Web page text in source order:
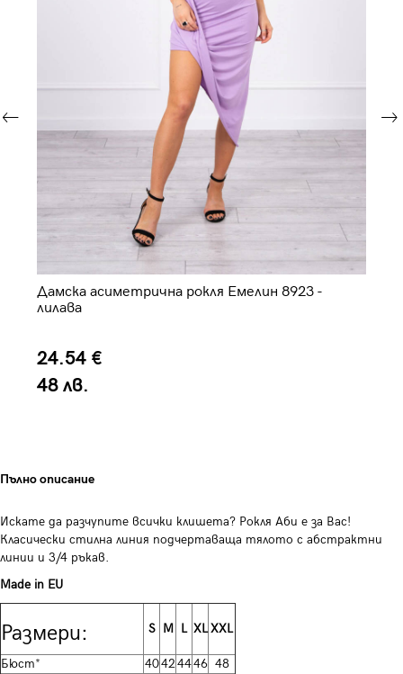
Дамска асиметрична рокля Емелин 8923 -
лилава
24.54 €
48 лв.
Пълно описание
Искате да разчупите всички клишета? Рокля Аби е за Вас!
Класически стилна линия подчертаваща тялото с абстрактни
линии и 3/4 ръкав.
Made in EU
Размери: S M L XL XXL
Бюст* 40424446 48